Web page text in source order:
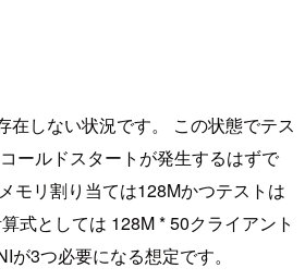
在しない状況です。 この状態でテス
ールドスタートが発生するはずで
モリ割り当ては128Mかつテストは
式としては 128M * 50クライアント
3つ必要になる想定です。